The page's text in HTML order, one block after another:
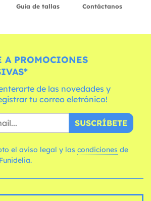
Guía de tallas Contáctanos
A PROMOCIONES
de las novedades y
tu correo eletrónico!
SUSCRÍBETE
el aviso legal y las condiciones